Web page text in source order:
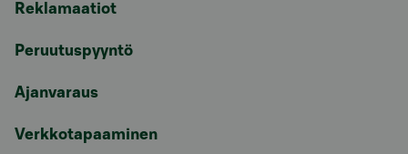
Reklamaatiot
Peruutuspyyntö
Ajanvaraus
Verkkotapaaminen